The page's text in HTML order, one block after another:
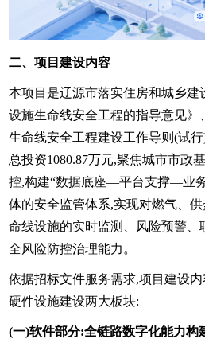
二、项目建设内容
本项目是辽源市落实住房和城乡建
设施生命线安全工程的指导意见》
生命线安全工程建设工作导则(试
总投资1080.87万元,聚焦城市市政
控,构建“数据底座—平台支撑—业
体的安全监管体系,实现对燃气、
命线设施的实时监测、风险预警、
全风险防控治理能力。
依据招标文件服务需求,项目建设内
硬件设施建设两大板块:
(一)软件部分:全链路数字化能力构